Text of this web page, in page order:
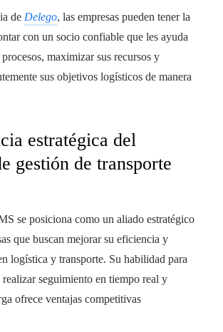
de Delego, las empresas pueden tener la
con un socio confiable que les ayuda
maximizar sus recursos y
sus objetivos logísticos de manera
estratégica del
gestión de transporte
se posiciona como un aliado estratégico
que buscan mejorar su eficiencia y
logística y transporte. Su habilidad para
realizar seguimiento en tiempo real y
ofrece ventajas competitivas